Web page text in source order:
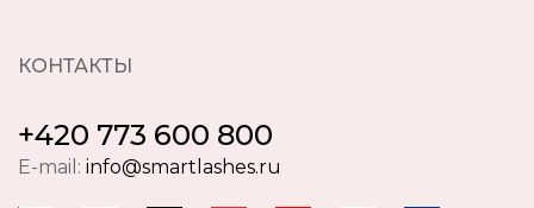
КОНТАКТЫ
+420 773 600 800
E-mail: info@smartlashes.ru